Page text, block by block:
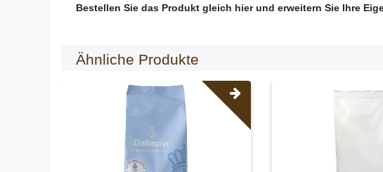
Bestellen Sie das Produkt gleich hier und erweitern Sie Ihre
Ähnliche Produkte